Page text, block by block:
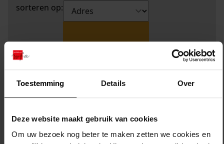
Toestemming Details Over
Deze website maakt gebruik van cookies
Om uw bezoek nog beter te maken zetten we cookies en
sorteren op: